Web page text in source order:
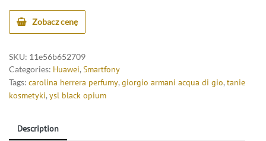
Zobacz cenę
SKU: 11e56b652709
Categories: Huawei, Smartfony
Tags: carolina herrera perfumy, giorgio armani acqua di gio, tanie
kosmetyki, ysl black opium
Description